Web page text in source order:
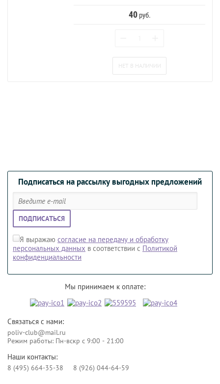
40руб.
НЕТ В НАЛИЧИИ
Подписаться на рассылку выгодных предложений
Я выражаю согласие на передачу и обработку
персональных данных в соответствии с Политикой
конфиденциальности
ПОДПИСАТЬСЯ
Мы принимаем к оплате:
Связаться с нами:
poliv-club@mail.ru
Режим работы: Пн-вскр с 9:00 - 21:00
Наши контакты:
8 (495) 664-35-38 8 (926) 044-64-59